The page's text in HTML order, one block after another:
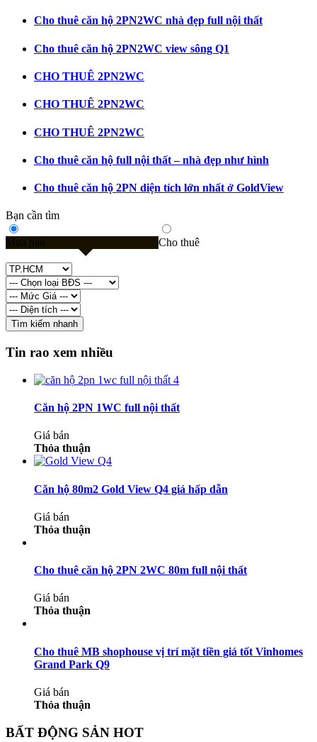
Cho thuê căn hộ 2PN2WC nhà đẹp full nội thất
Cho thuê căn hộ 2PN2WC view sông Q1
CHO THUÊ 2PN2WC
CHO THUÊ 2PN2WC
CHO THUÊ 2PN2WC
Cho thuê căn hộ full nội thất – nhà đẹp như hình
Cho thuê căn hộ 2PN diện tích lớn nhất ở GoldView
Bạn cần tìm
Cho thuê
Tìm kiếm nhanh
Tin rao xem nhiều
Căn hộ 2PN 1WC full nội thất
Giá bán
Thỏa thuận
Căn hộ 80m2 Gold View Q4 giá hấp dẫn
Giá bán
Thỏa thuận
Cho thuê căn hộ 2PN 2WC 80m full nội thất
Giá bán
Thỏa thuận
Cho thuê MB shophouse vị trí mặt tiền giá tốt Vinhomes
Grand Park Q9
Giá bán
Thỏa thuận
BẤT ĐỘNG SẢN HOT